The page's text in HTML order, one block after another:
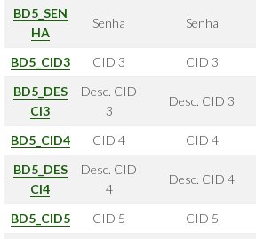
BD5_SEN
HA
Senha Senha
BD5_CID3 CID 3 CID 3
BD5_DES
CI3
Desc. CID
3
Desc. CID 3
BD5_CID4 CID 4 CID 4
BD5_DES
CI4
Desc. CID
4
Desc. CID 4
BD5_CID5 CID 5 CID 5